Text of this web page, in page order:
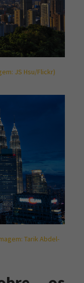
JS Hsu/Flickr)
Tarik Abdel-